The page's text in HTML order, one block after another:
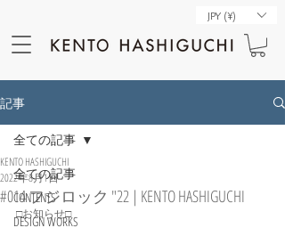
JPY (¥)
記事
全ての記事
CONTENTS
DESIGN WORKS
全ての記事
#014 フジロック "22 | KENTO HASHIGUCHI
KENTO HASHIGUCHI
2022年8月1日
□お知らせ□